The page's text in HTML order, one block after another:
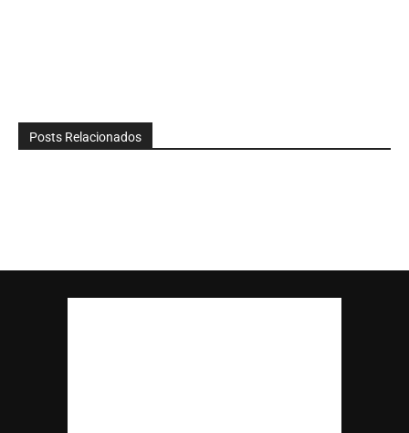
Posts Relacionados